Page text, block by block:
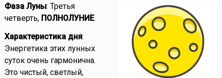
Фаза Луны: Третья
четверть, ПОЛНОЛУНИЕ.
Характеристика дня:
Энергетика этих лунных
суток очень гармонична.
Это чистый, светлый,